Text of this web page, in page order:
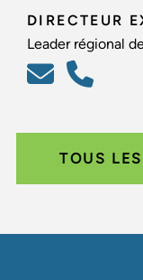
DIRECTEUR
Leader régional
TOUS